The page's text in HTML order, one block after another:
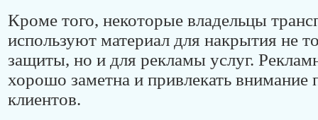
Кроме того, некоторые владельцы
используют материал для накрытия не
защиты, но и для рекламы услуг.
хорошо заметна и привлекать внимание
клиентов.